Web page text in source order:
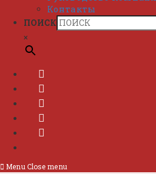
Контакты
ПОИСК
×
Menu Close menu